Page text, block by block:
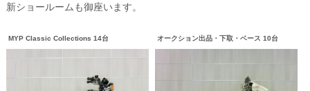
新ショールームも御座います。
MYP Classic Collections 14台 オークション出品・下取・ベース 10台